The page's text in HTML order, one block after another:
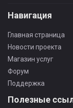
Навигация
Главная страница
Новости проекта
Магазин услуг
Форум
Поддержка
Полезные